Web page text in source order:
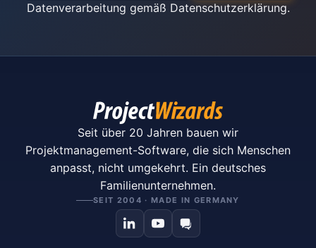
Datenverarbeitung gemäß Datenschutzerklärung.
Seit über 20 Jahren bauen wir
Projektmanagement-Software, die sich Menschen
anpasst, nicht umgekehrt. Ein deutsches
Familienunternehmen.
SEIT 2004 · MADE IN GERMANY